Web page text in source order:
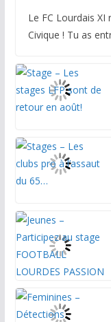
Le FC Lourdais
Civique ! Tu as